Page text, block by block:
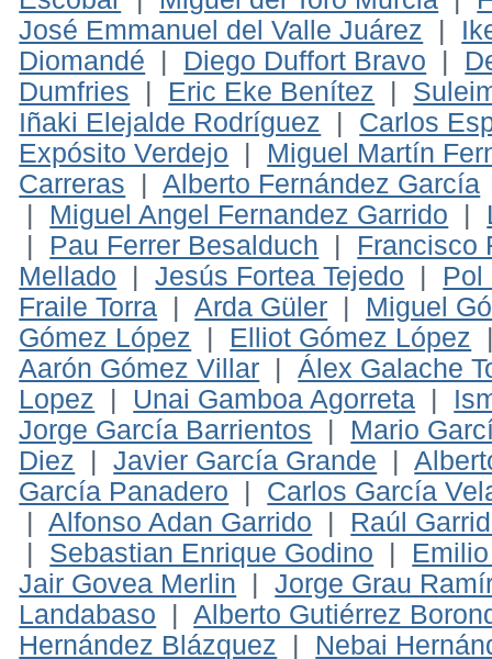
José Emmanuel del Valle Juárez
Diomandé
Diego Duffort Bravo
Dumfries
Eric Eke Benítez
Iñaki Elejalde Rodríguez
Carlos
Expósito Verdejo
Miguel Martín
Carreras |Alberto Fernández García
Miguel Angel Fernandez Garrido
Pau Ferrer Besalduch
Francisco
Mellado |Jesús Fortea Tejedo
Pol
Fraile Torra |Arda Güler
Miguel
Gómez López
Elliot Gómez López
Aarón Gómez Villar |Álex Galache
Lopez
Unai Gamboa Agorreta
Jorge García Barrientos
Mario
Diez |Javier García Grande |
García Panadero
Carlos García
|Alfonso Adan Garrido
Raúl
Sebastian Enrique Godino
Jair Govea Merlin |Jorge Grau
Landabaso |Alberto Gutiérrez
Hernández Blázquez
Nebai